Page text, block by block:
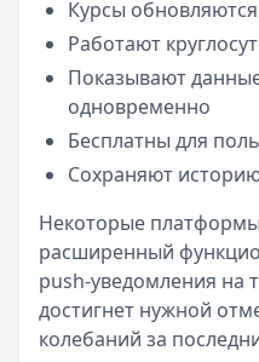
Банк ЗЕНИТ
— Карта
Лимит: до2 000 000 ₽
Льготный период:120
Обслуживание:Бесплатно
Рейтинг:4.6
Банк ПСБ— Кредитная
Льготный период:180 дней
Обслуживание:Бесплатно
Рейтинг:4.7
Т-Банк— Платинум
Лимит: до1 000 000 ₽
Курсы
Работают
Показывают
одновременно
Бесплатны для
Сохраняют
Некоторые
расширенный
push-уведомления на
достигнет нужной
колебаний за